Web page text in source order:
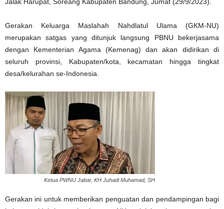
Gerakan Keluarga Maslahah Nahdlatul Ulama (GKM-NU)
merupakan satgas yang ditunjuk langsung PBNU bekerjasama
dengan Kementerian Agama (Kemenag) dan akan didirikan di
seluruh provinsi, Kabupaten/kota, kecamatan hingga tingkat
desa/kelurahan se-Indonesia.
Ketua PWNU Jabar, KH Juhadi Muhamad, SH
Gerakan ini untuk memberikan penguatan dan pendampingan bagi